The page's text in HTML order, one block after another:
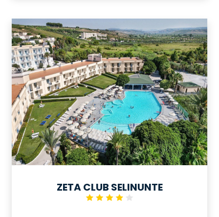
tutti i servizi a disposizione,
appuntamenti gastronomici che
rimandano agli antichi sapori siciliani,
tuffi nelle due piscine, animazione eì
attività sportive.
ZETA CLUB SELINUNTE